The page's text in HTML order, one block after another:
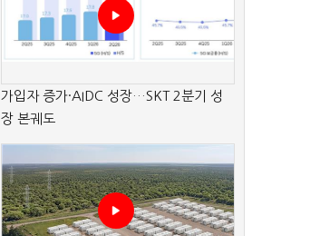
가입자 증가·AIDC 성장…SKT 2분기 성
장 본궤도